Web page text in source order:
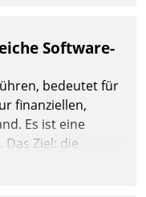
Software-
bedeutet für
finanziellen,
Es ist eine
Ziel: die
Damit
Grundregeln